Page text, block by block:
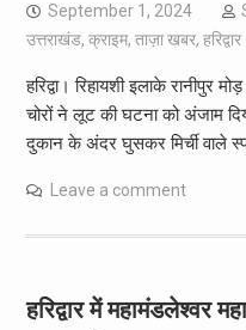
September 1, 2024
उत्तराखंड, क्राइम, ताज़ा खबर, हरिद्वार
हरिद्वा। रिहायशी इलाके रानीपुर
चोरों ने लूट की घटना को अंजाम
दुकान के अंदर घुसकर मिर्ची वाले
Leave a comment
हरिद्वार में महामंडलेश्वर